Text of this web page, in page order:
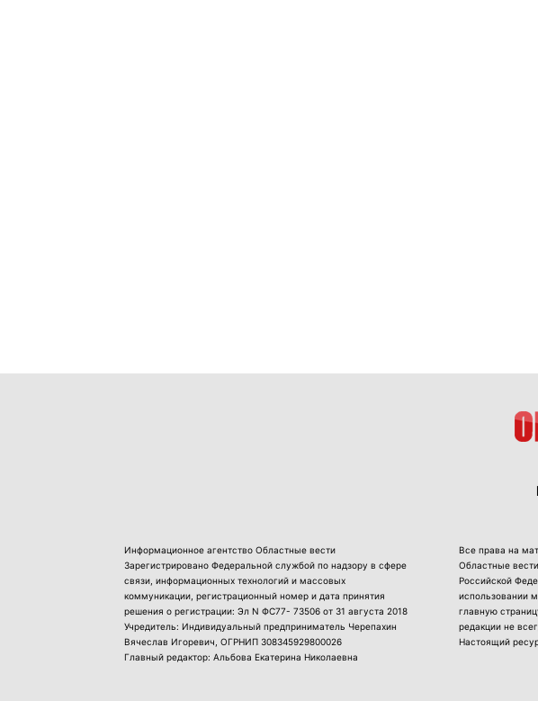
Информационное агентство Областные вести
Зарегистрировано Федеральной службой по надзору в сфере
связи, информационных технологий и массовых
коммуникации, регистрационный номер и дата принятия
решения о регистрации: Эл N ФС77- 73506 от 31 августа 2018
Учредитель: Индивидуальный предприниматель Черепахин
Вячеслав Игоревич, ОГРНИП 308345929800026
Главный редактор: Альбова Екатерина Николаевна
Все права на
Областные
Российской
использовании
главную
редакции не
Настоящий